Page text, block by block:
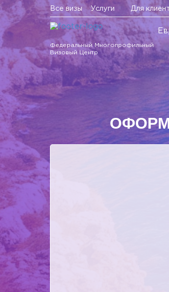
Все визы Услуги Для
Федеральный Многопрофильный
Визовый Центр